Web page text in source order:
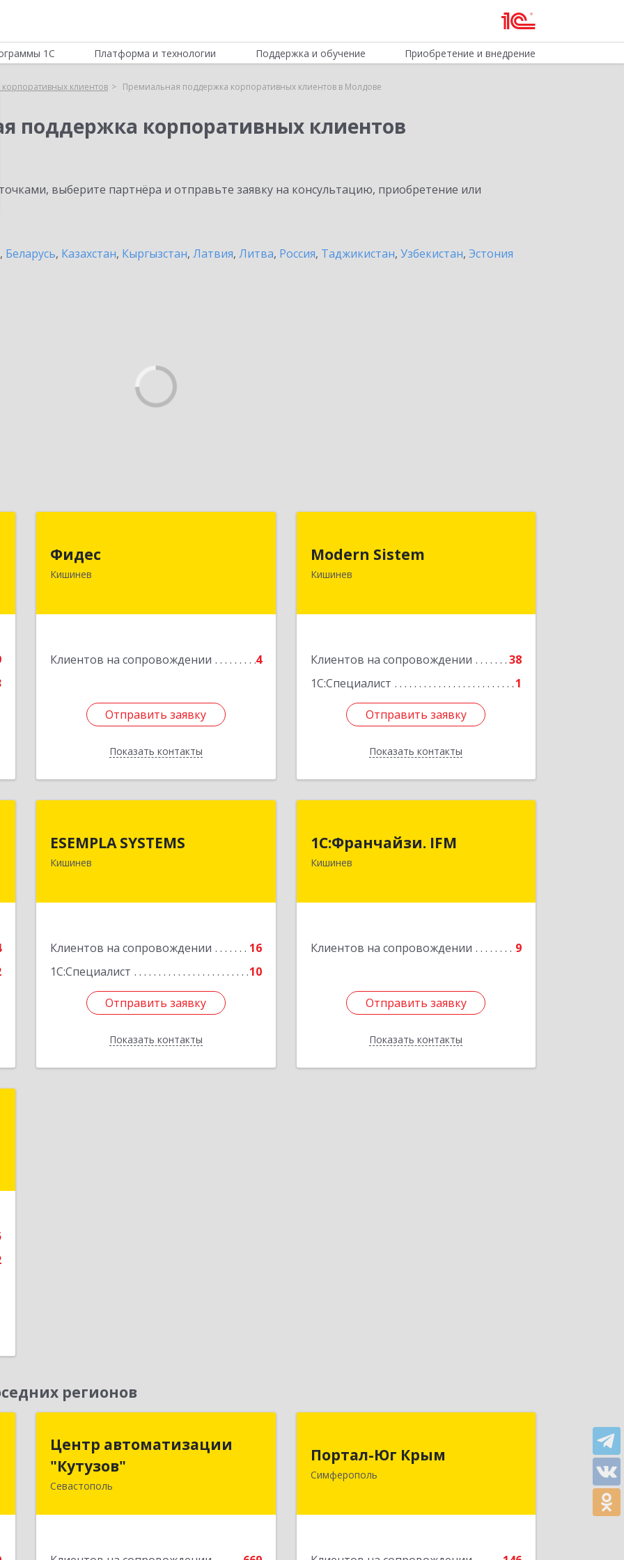
1С Платформа и технологии Поддержка и обучение Приобретение и внедрение
клиентов Премиальная поддержка корпоративных клиентов в Молдове
поддержка корпоративных клиентов
выберите партнёра и отправьте заявку на консультацию, приобретение или
, Беларусь, Казахстан, Кыргызстан, Латвия, Литва, Россия, Таджикистан, Узбекистан, Эстония
Фидес
Кишинев
Клиентов на сопровождении 4
Отправить заявку
Показать контакты
МОЛДОВА, РЕСПУБЛИКА , MD-2008,
г.Кишинев, ул.Василе Лупу, 34/1, кв.37
Подробнее
Отправить заявку
Назад
Modern Sistem
Кишинев
Клиентов на сопровождении
38
1С:Специалист
1
Отправить заявку
Показать контакты
Кишинев, ул. Бульвар Дмитрий
Отправить заявку
Назад
ESEMPLA SYSTEMS
Кишинев
Клиентов на сопровождении
16
1С:Специалист
10
Отправить заявку
Показать контакты
Подробнее
Отправить заявку
Назад
1С:Франчайзи. IFM
Кишинев
Клиентов на сопровождении 9
Отправить заявку
Показать контакты
MD-2020, Молдова, Кишинев, пер.
Подробнее
Отправить заявку
Назад
регионов
Центр автоматизации
"Кутузов"
Севастополь
"Кутузов"
299011, Севастополь г, Генерала
Портал-Юг Крым
Симферополь
295015, Крым Респ, Симферополь г,
Подробнее